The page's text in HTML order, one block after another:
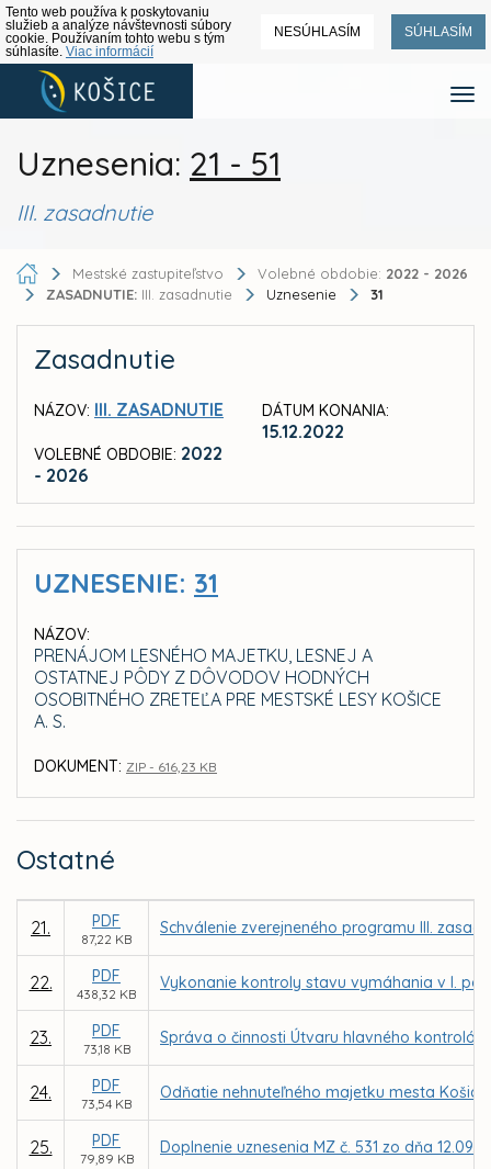
Tento web používa k poskytovaniu
služieb a analýze návštevnosti súbory
cookie. Používaním tohto webu s tým
súhlasíte. Viac informácií
NESÚHLASÍM SÚHLASÍM
Uznesenia: 21 - 51
III. zasadnutie
Mestské zastupiteľstvo Volebné obdobie: 2022 - 2026
ZASADNUTIE: III. zasadnutie Uznesenie 31
Zasadnutie
NÁZOV: III. ZASADNUTIE
VOLEBNÉ OBDOBIE: 2022
- 2026
DÁTUM KONANIA:
15.12.2022
UZNESENIE: 31
NÁZOV:
PRENÁJOM LESNÉHO MAJETKU, LESNEJ A
OSTATNEJ PÔDY Z DÔVODOV HODNÝCH
OSOBITNÉHO ZRETEĽA PRE MESTSKÉ LESY KOŠICE
A. S.
DOKUMENT: ZIP - 616,23 KB
Ostatné
21. PDF
87,22 KB
Schválenie zverejneného programu III.
22. PDF
438,32 KB
Vykonanie kontroly stavu vymáhania v I.
23. PDF
73,18 KB
Správa o činnosti Útvaru hlavného
24. PDF
73,54 KB
Odňatie nehnuteľného majetku mesta
25. PDF
79,89 KB
Doplnenie uznesenia MZ č. 531 zo dňa